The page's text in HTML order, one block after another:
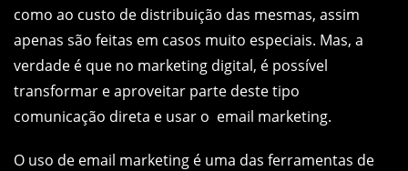
como ao custo de distribuição das mesmas, assim
apenas são feitas em casos muito especiais. Mas, a
verdade é que no marketing digital, é possível
transformar e aproveitar parte deste tipo
comunicação direta e usar o email marketing.
O uso de email marketing é uma das ferramentas de